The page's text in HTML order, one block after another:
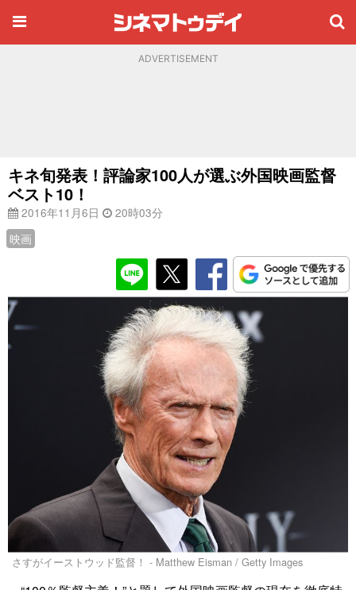
ADVERTISEMENT
キネ旬発表！評論家100人が選ぶ外国映画監督
ベスト10！
2016年11月6日
20時03分
映画
さすがイーストウッド監督！ - Matthew Eisman / Getty Images